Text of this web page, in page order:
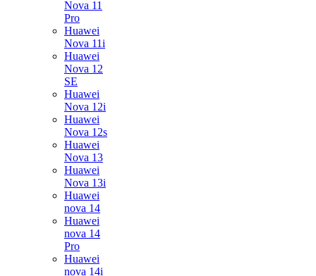
Nova 11
Pro
Huawei
Nova 11i
Huawei
Nova 12
SE
Huawei
Nova 12i
Huawei
Nova 12s
Huawei
Nova 13
Huawei
Nova 13i
Huawei
nova 14
Huawei
nova 14
Pro
Huawei
nova 14i